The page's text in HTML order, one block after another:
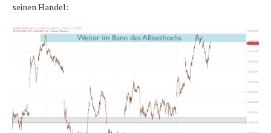
seinen Handel: